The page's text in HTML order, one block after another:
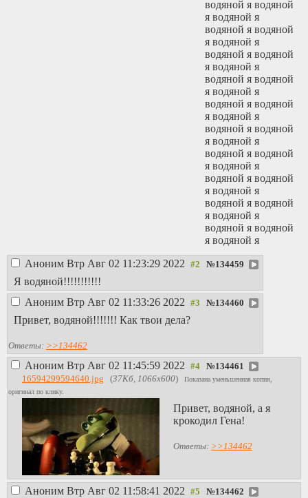
водяной я водяной
я водяной я
водяной я водяной
я водяной я
водяной я водяной
я водяной я
водяной я водяной
я водяной я
водяной я водяной
я водяной я
водяной я водяной
я водяной я
водяной я водяной
я водяной я
водяной я водяной
я водяной я
водяной я водяной
я водяной я
водяной я водяной
я водяной я
водяной я водяной
я водяной я
я водяной я
водяной я водяной
водяной я водяной
я водяной я
водяной я водяной
я водяной я
водяной я водяной
водяной я водяной
я водяной я
Аноним Втр Авг 02 11:23:29 2022 №134459
Я водяной!!!!!!!!!!!
Аноним Втр Авг 02 11:33:26 2022 №134460
Привет, водяной!!!!!!! Как твои дела?
Ответы: >>134462
Аноним Втр Авг 02 11:45:59 2022 №134461
16594299594640.jpg (37Кб, 1066x600)
Показана уменьшенная копия,
оригинал по клику.
Привет, водяной, а я
крокодил Гена!
Ответы: >>134462
Аноним Втр Авг 02 11:58:41 2022 №134462